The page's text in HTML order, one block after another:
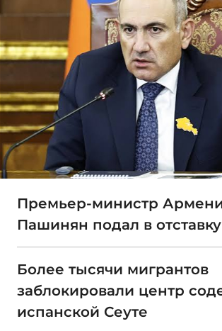
Премьер-министр
Пашинян подал в отставку
Более тысячи мигрантов
заблокировали центр
испанской Сеуте